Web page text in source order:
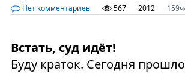
Нет комментариев 567 2012
Встать, суд идёт!
Буду краток. Сегодня